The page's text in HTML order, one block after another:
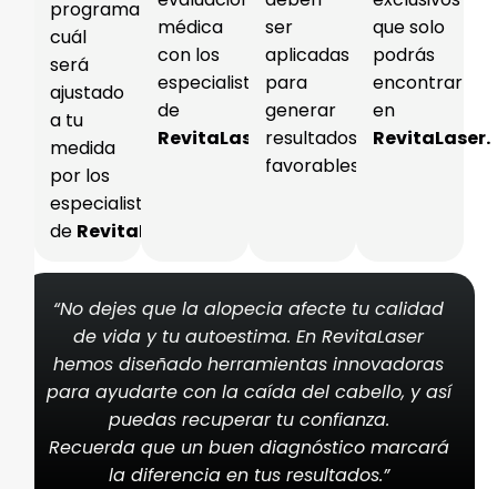
programa
RevitaHair©
el
cuál
será
ajustado
a tu
medida
por los
especialistas
de RevitaLaser.
médica
con los
especialistas
de
RevitaLaser.
ser
aplicadas
para
generar
resultados
favorables.
que solo
podrás
encontrar
en
RevitaLaser.
“No dejes que la alopecia afecte tu calidad
de vida y tu autoestima. En RevitaLaser
hemos diseñado herramientas innovadoras
para ayudarte con la caída del cabello, y así
puedas recuperar tu confianza.
Recuerda que un buen diagnóstico marcará
la diferencia en tus resultados.”